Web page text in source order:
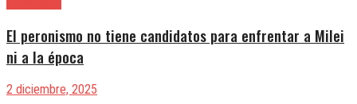
El peronismo no tiene candidatos para enfrentar a Milei
ni a la época
2 diciembre, 2025